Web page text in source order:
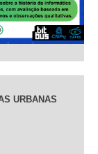
URBANAS